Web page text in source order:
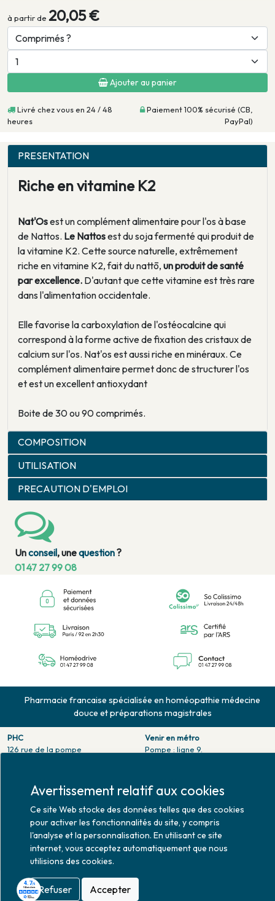
à partir de 20,05 €
Ajouter au panier
Livré chez vous en 24 / 48
heures
Paiement 100% sécurisé (CB,
PayPal)
PRESENTATION
Riche envitamine K2
Nat'Osest un complément alimentaire pour l'os à base
de Nattos. Le Nattosest du soja fermenté qui produit de
la vitamine K2. Cette source naturelle, extrêmement
riche en vitamine K2, fait du nattō, un produit de santé
par excellence. D'autant que cette vitamine est très rare
dans l'alimentation occidentale.
Elle favorise la carboxylation de l'ostéocalcine qui
correspond à la forme active de fixation des cristaux de
calcium sur l'os. Nat'os est aussi riche en minéraux. Ce
complément alimentaire permet donc de structurer l'os
et est un excellent antioxydant
Boite de 30 ou 90 comprimés.
COMPOSITION
UTILISATION
PRECAUTION D'EMPLOI
Unconseil, unequestion?
01 47 27 99 08
Pharmacie francaise spécialisée en homéopathie médecine
douce et préparations magistrales
PHC
126 rue de la pompe
Fax. 01 47 55 03 61
Horaires d'ouverture
Lundi : 10h30 - 20h00
Mardi au vendredi : 9h00 -
20h00
Samedi : 9h30 - 20h00
Venir en métro
Pompe : ligne 9.
Venir en bus
Jean Monet : ligne 52.
Avertissement relatif aux cookies
Ce site Web stocke des données telles que des cookies
pour activer les fonctionnalités du site, y compris
l'analyse et la personnalisation. En utilisant ce site
internet, vous acceptez automatiquement que nous
utilisions des cookies.
Refuser Accepter